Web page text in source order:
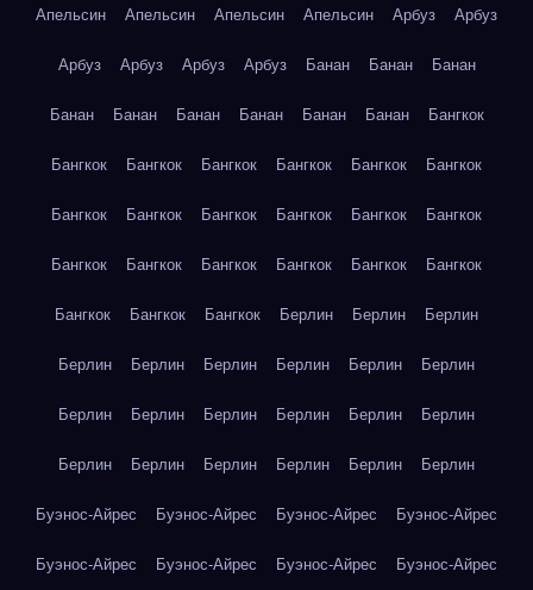
Апельсин Апельсин Апельсин Апельсин Арбуз Арбуз
Арбуз Арбуз Арбуз Арбуз Банан Банан Банан
Банан Банан Банан Банан Банан Банан Бангкок
Бангкок Бангкок Бангкок Бангкок Бангкок Бангкок
Бангкок Бангкок Бангкок Бангкок Бангкок Бангкок
Бангкок Бангкок Бангкок Бангкок Бангкок Бангкок
Бангкок Бангкок Бангкок Берлин Берлин Берлин
Берлин Берлин Берлин Берлин Берлин Берлин
Берлин Берлин Берлин Берлин Берлин Берлин
Берлин Берлин Берлин Берлин Берлин Берлин
Буэнос-Айрес Буэнос-Айрес Буэнос-Айрес Буэнос-Айрес
Буэнос-Айрес Буэнос-Айрес Буэнос-Айрес Буэнос-Айрес